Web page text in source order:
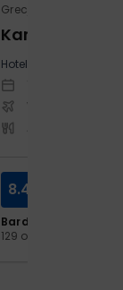
Grecja / Samos /
Kampos
Hotel:
Warszawa -
Bardzo dobry
129 opinii
8.4